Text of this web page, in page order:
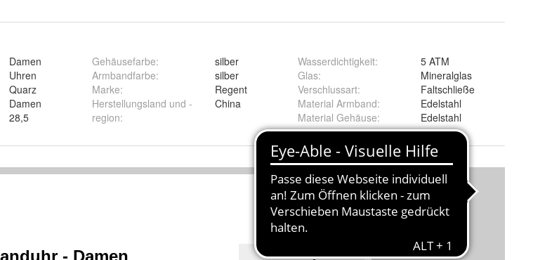
Damen
Uhren
Quarz
Damen
28,5
Gehäusefarbe:
silber
Armbandfarbe:
silber
Marke:
Regent
Herstellungsland und -
region:
China
Wasserdichtigkeit:
5 ATM
Glas:
Mineralglas
Verschlussart:
Faltschließe
Material Armband:
Edelstahl
Material Gehäuse: Edelstahl